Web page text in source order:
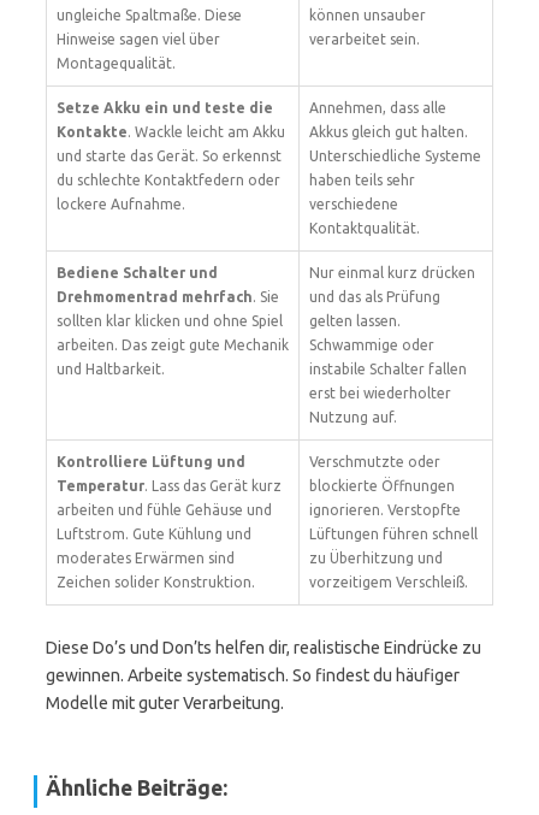
ungleiche Spaltmaße. Diese
Hinweise sagen viel über
Montagequalität.
können unsauber
verarbeitet sein.
Setze Akku ein und teste die
Kontakte. Wackle leicht am Akku
und starte das Gerät. So erkennst
du schlechte Kontaktfedern oder
lockere Aufnahme.
Annehmen, dass alle
Akkus gleich gut halten.
Unterschiedliche Systeme
haben teils sehr
verschiedene
Kontaktqualität.
Bediene Schalter und
Drehmomentrad mehrfach. Sie
sollten klar klicken und ohne Spiel
arbeiten. Das zeigt gute Mechanik
und Haltbarkeit.
Nur einmal kurz drücken
und das als Prüfung
gelten lassen.
Schwammige oder
instabile Schalter fallen
erst bei wiederholter
Nutzung auf.
Kontrolliere Lüftung und
Temperatur. Lass das Gerät kurz
arbeiten und fühle Gehäuse und
Luftstrom. Gute Kühlung und
moderates Erwärmen sind
Zeichen solider Konstruktion.
Verschmutzte oder
blockierte Öffnungen
ignorieren. Verstopfte
Lüftungen führen schnell
zu Überhitzung und
vorzeitigem Verschleiß.
Diese Do’s und Don’ts helfen dir, realistische Eindrücke zu
gewinnen. Arbeite systematisch. So findest du häufiger
Modelle mit guter Verarbeitung.
Ähnliche Beiträge: